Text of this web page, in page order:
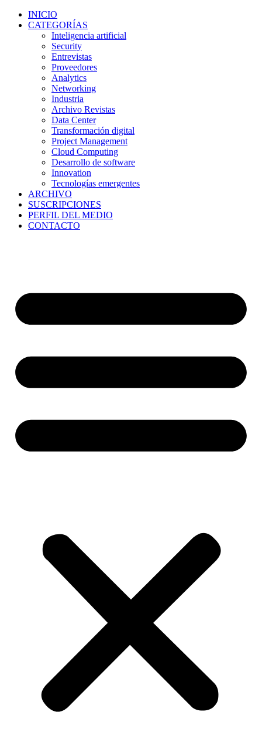
INICIO
CATEGORÍAS
Inteligencia artificial
Security
Entrevistas
Proveedores
Analytics
Networking
Industria
Archivo Revistas
Data Center
Transformación digital
Project Management
Cloud Computing
Desarrollo de software
Innovation
Tecnologías emergentes
ARCHIVO
SUSCRIPCIONES
PERFIL DEL MEDIO
CONTACTO